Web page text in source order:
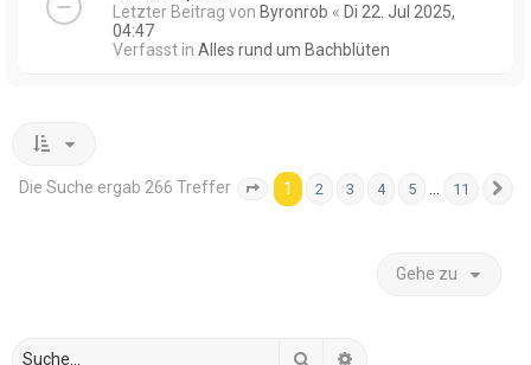
Letzter Beitrag von Byronrob « Di 22. Jul 2025,
04:47
Verfasst in Alles rund um Bachblüten
Die Suche ergab 266 Treffer Seite 1 von 11
1 2 3 4 5 … 11
Gehe zu
Suche